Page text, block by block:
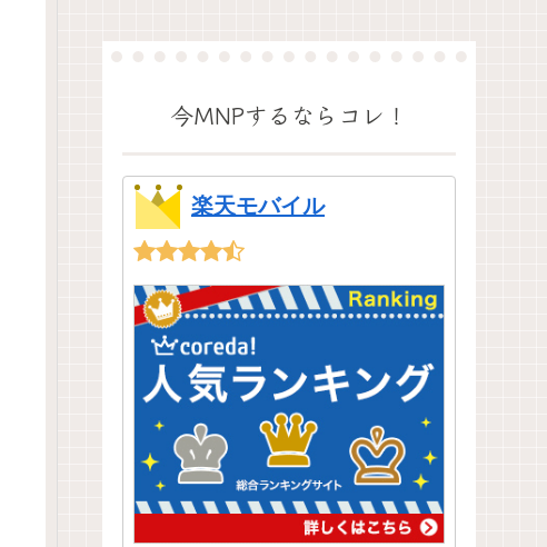
今MNPするならコレ！
楽天モバイル